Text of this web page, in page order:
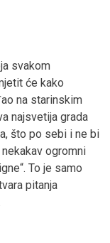
svakom
će kako
na starinskim
najsvetija grada
što po sebi i ne bi
ogromni
To je samo
pitanja